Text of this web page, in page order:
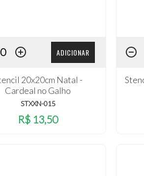
ADICIONAR
20x20cm Natal -
Cardeal no Galho
STXXN-015
R$ 13,50